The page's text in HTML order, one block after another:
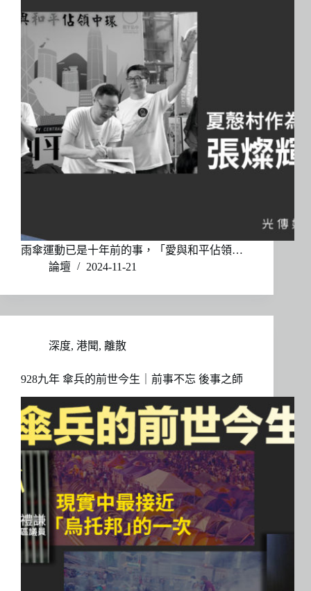
雨傘運動已是十年前的事，「愛與和平佔領…
論壇
2024-11-21
深度, 港聞, 離散
928九年 傘兵的前世今生｜前事不忘 後事之師